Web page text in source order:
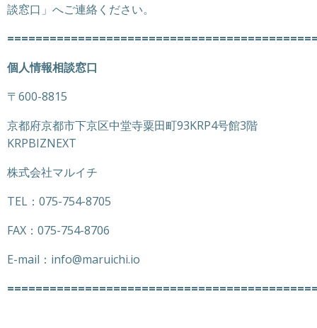
談窓口」へご連絡ください。
個人情報相談窓口
〒600-8815
京都府京都市下京区中堂寺粟田町93KRP4号館3階
KRPBIZNEXT
株式会社マルイチ
TEL：075-754-8705
FAX：075-754-8706
E-mail：info@maruichi.io